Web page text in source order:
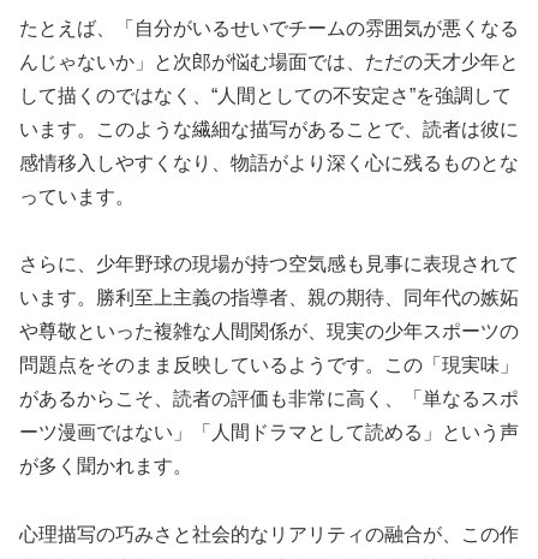
たとえば、「自分がいるせいでチームの雰囲気が悪くなる
んじゃないか」と次郎が悩む場面では、ただの天才少年と
して描くのではなく、“人間としての不安定さ”を強調して
います。このような繊細な描写があることで、読者は彼に
感情移入しやすくなり、物語がより深く心に残るものとな
っています。
さらに、少年野球の現場が持つ空気感も見事に表現されて
います。勝利至上主義の指導者、親の期待、同年代の嫉妬
や尊敬といった複雑な人間関係が、現実の少年スポーツの
問題点をそのまま反映しているようです。この「現実味」
があるからこそ、読者の評価も非常に高く、「単なるスポ
ーツ漫画ではない」「人間ドラマとして読める」という声
が多く聞かれます。
心理描写の巧みさと社会的なリアリティの融合が、この作